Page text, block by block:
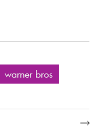
warner bros